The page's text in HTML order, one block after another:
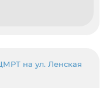
на ул. Ленская